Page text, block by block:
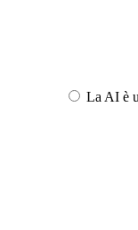
La AI è